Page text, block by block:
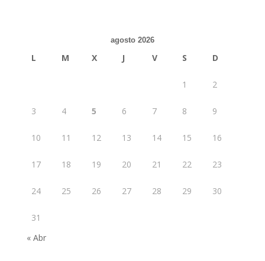
agosto 2026
L M X J V S D
1 2
3 4 5 6 7 8 9
10 11 12 13 14 15 16
17 18 19 20 21 22 23
24 25 26 27 28 29 30
31
« Abr